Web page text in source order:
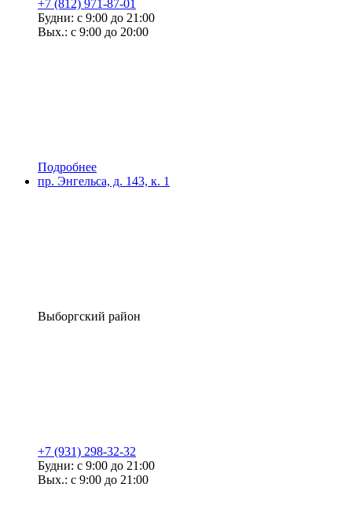
+7 (812) 971-87-01
Будни: с 9:00 до 21:00
Вых.: с 9:00 до 20:00
Подробнее
пр. Энгельса, д. 143, к. 1
Выборгский район
+7 (931) 298-32-32
Будни: с 9:00 до 21:00
Вых.: с 9:00 до 21:00